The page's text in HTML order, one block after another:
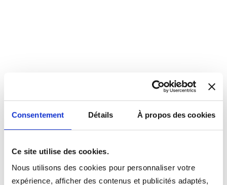
Consentement Détails À propos des cookies
Ce site utilise des cookies.
Nous utilisons des cookies pour personnaliser votre
expérience, afficher des contenus et publicités adaptés,